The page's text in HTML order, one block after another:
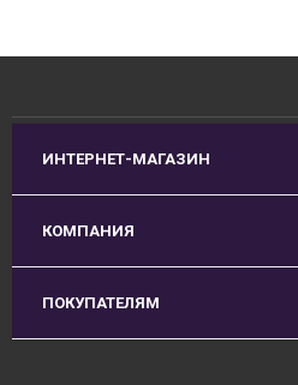
ИНТЕРНЕТ-МАГАЗИН
КОМПАНИЯ
ПОКУПАТЕЛЯМ